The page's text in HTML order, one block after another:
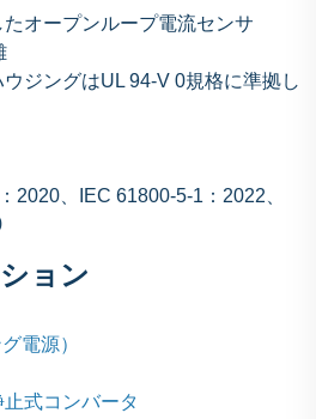
オープンループ電流センサ
ジングはUL 94-V 0規格に準拠し
2020、IEC 61800-5-1：2022、
ョン
電源）
式コンバータ